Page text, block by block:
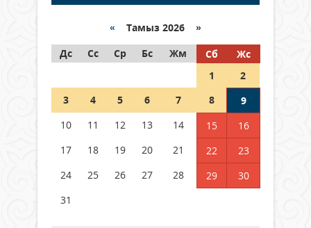
граждане Казахстана,
05 тамыз 2026 ж. 157
Шетелде жүрген Қазақстан
азаматтары қалай дауыс бере
« Тамыз 2026 »
Дс
Сс Ср Бс Жм Сб
Жс
1
2
3
4 5 6 7 8
9
10
11 12 13 14 15
16
17
18 19 20 21 22
23
24
25 26 27 28 29
30
31